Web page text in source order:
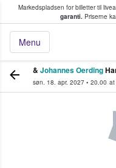
Markedspladsen for billetter til
garanti.Priserne
Menu
køber og
& Johannes Oerding
søn. 18. apr. 2027 • 20.00 at